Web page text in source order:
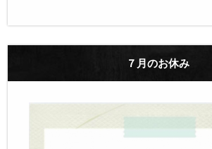
７月のお休み